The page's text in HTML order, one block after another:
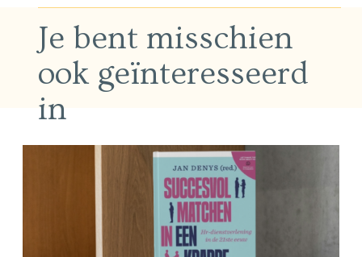
Je bent misschien
ook geïnteresseerd
in